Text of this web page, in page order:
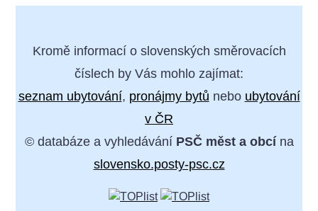
Kromě informací o slovenských směrovacích
číslech by Vás mohlo zajímat:
seznam ubytování, pronájmy bytů nebo ubytování
v ČR
© databáze a vyhledávání PSČ měst a obcína
slovensko.posty-psc.cz